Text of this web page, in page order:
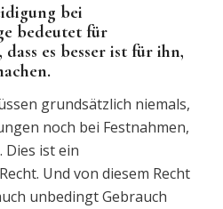
bei
bedeutet für
es besser ist für ihn,
grundsätzlich niemals,
noch bei Festnahmen,
Dies ist ein
Und von diesem Recht
unbedingt Gebrauch